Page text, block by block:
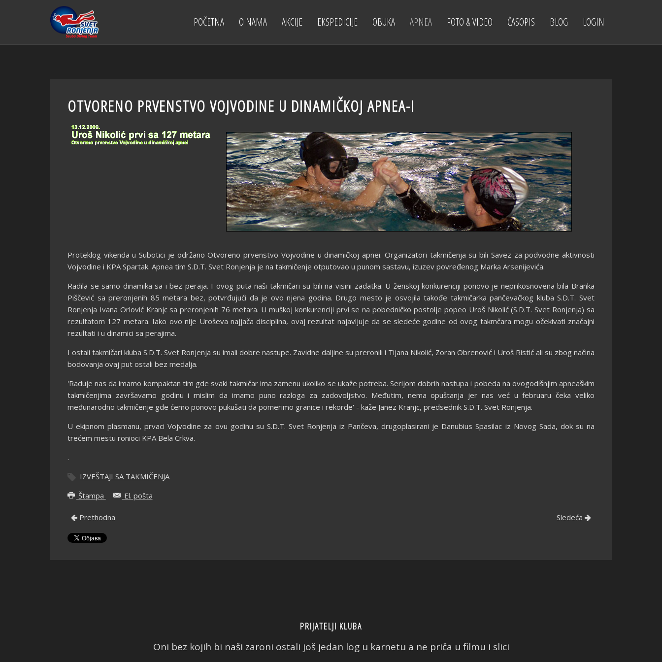
POČETNA O NAMA AKCIJE EKSPEDICIJE OBUKA APNEA FOTO & VIDEO ČASOPIS BLOG LOGIN
OTVORENO PRVENSTVO VOJVODINE U DINAMIČKOJ APNEA-I
Proteklog vikenda u Subotici je održano Otvoreno prvenstvo Vojvodine u dinamičkoj apnei. Organizatori takmičenja su bili Savez za podvodne aktivnosti
Vojvodine i KPA Spartak. Apnea tim S.D.T. Svet Ronjenja je na takmičenje otputovao u punom sastavu, izuzev povređenog Marka Arsenijevića.
Radila se samo dinamika sa i bez peraja. I ovog puta naši takmičari su bili na visini zadatka. U ženskoj konkurenciji ponovo je neprikosnovena bila Branka
Piščević sa preronjenih 85 metara bez, potvrđujući da je ovo njena godina. Drugo mesto je osvojila takođe takmičarka pančevačkog kluba S.D.T. Svet
Ronjenja Ivana Orlović Kranjc sa preronjenih 76 metara. U muškoj konkurenciji prvi se na pobedničko postolje popeo Uroš Nikolić (S.D.T. Svet Ronjenja) sa
rezultatom 127 metara. Iako ovo nije Uroševa najjača disciplina, ovaj rezultat najavljuje da se sledeće godine od ovog takmčara mogu očekivati značajni
rezultati i u dinamici sa perajima.
I ostali takmičari kluba S.D.T. Svet Ronjenja su imali dobre nastupe. Zavidne daljine su preronili i Tijana Nikolić, Zoran Obrenović i Uroš Ristić ali su zbog načina
bodovanja ovaj put ostali bez medalja.
'Raduje nas da imamo kompaktan tim gde svaki takmičar ima zamenu ukoliko se ukaže potreba. Serijom dobrih nastupa i pobeda na ovogodišnjim apneaškim
takmičenjima završavamo godinu i mislim da imamo puno razloga za zadovoljstvo. Međutim, nema opuštanja jer nas već u februaru čeka veliko
međunarodno takmičenje gde ćemo ponovo pukušati da pomerimo granice i rekorde' - kaže Janez Kranjc, predsednik S.D.T. Svet Ronjenja.
U ekipnom plasmanu, prvaci Vojvodine za ovu godinu su S.D.T. Svet Ronjenja iz Pančeva, drugoplasirani je Danubius Spasilac iz Novog Sada, dok su na
trećem mestu ronioci KPA Bela Crkva.
.
IZVEŠTAJI SA TAKMIČENJA
Štampa
El. pošta
Prethodna Sledeća
PRIJATELJI KLUBA
Oni bez kojih bi naši zaroni ostali još jedan log u karnetu a ne priča u filmu i slici